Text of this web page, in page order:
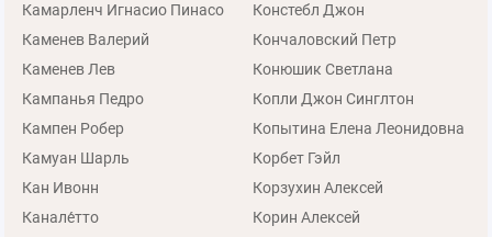
Камарленч Игнасио Пинасо
Каменев Валерий
Каменев Лев
Кампанья Педро
Кампен Робер
Камуан Шарль
Кан Ивонн
Канале́тто
Констебл Джон
Кончаловский Петр
Конюшик Светлана
Копли Джон Синглтон
Копытина Елена Леонидовна
Корбет Гэйл
Корзухин Алексей
Корин Алексей